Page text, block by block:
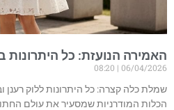
האמירה הנועזת: כל היתרונות
06/04/2026
שמלת כלה קצרה: כל היתרונות ללוק רענן
הכלות המודרניות שמסעיר את עולם